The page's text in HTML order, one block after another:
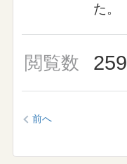
た。
閲覧数 259
前へ